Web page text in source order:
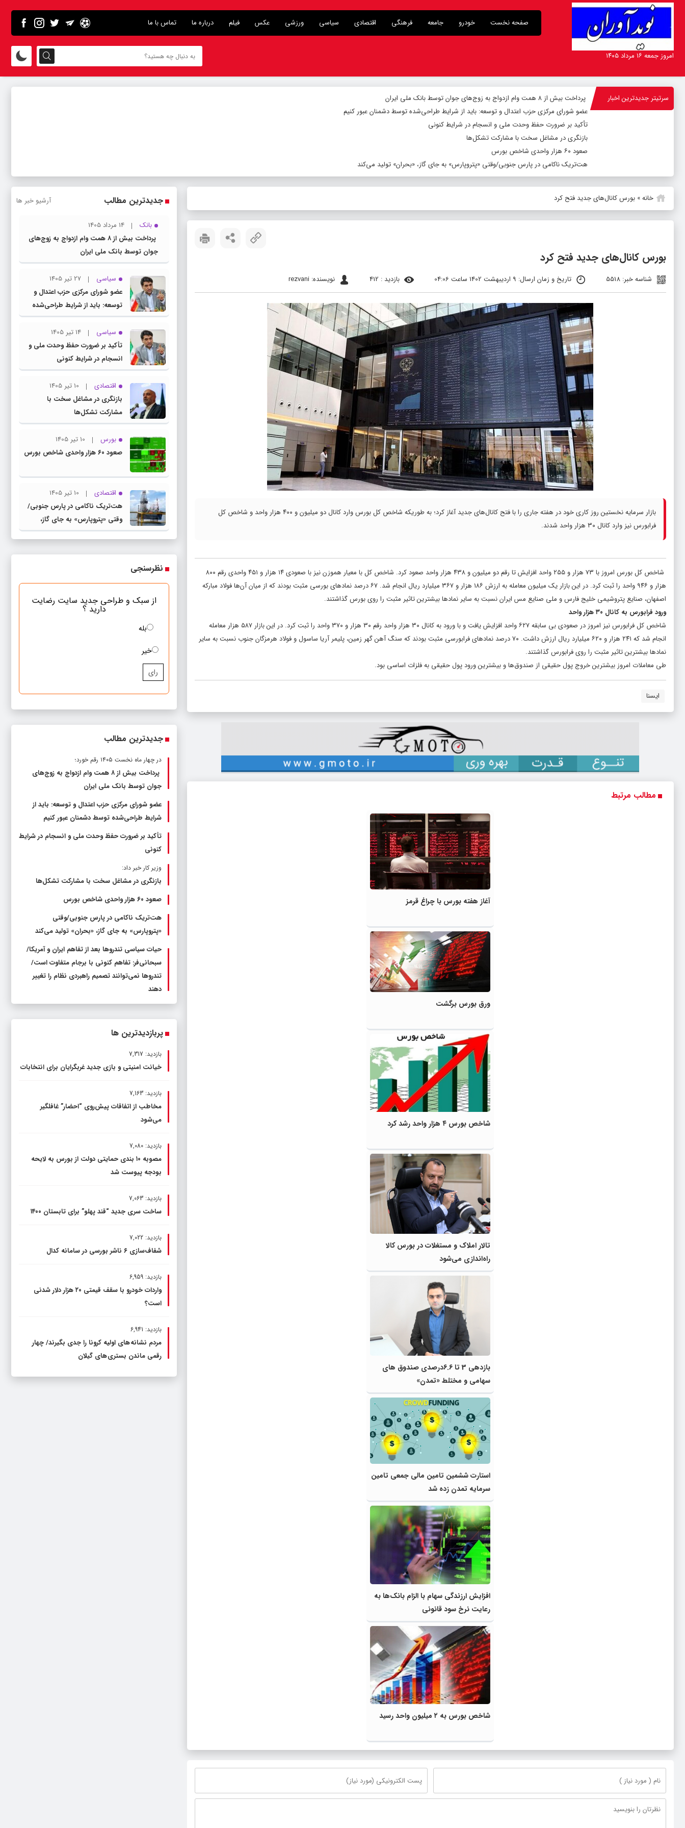
صفحه نخست خودرو جامعه فرهنگی اقتصادی سیاسی ورزشی عکس فیلم درباره ما تماس با ما
امروز جمعه ۱۶ مرداد ۱۴۰۵
سرتیتر جدیدترین اخبار
پرداخت بیش از ۸ همت وام ازدواج به زوج‌های جوان توسط بانک ملی ایران
عضو شورای مرکزی حزب اعتدال و توسعه: باید از شرایط طراحی‌شده توسط دشمنان عبور کنیم
تأکید بر ضرورت حفظ وحدت ملی و انسجام در شرایط کنونی
بازنگری در مشاغل سخت با مشارکت تشکل‌ها
صعود ۶۰ هزار واحدی شاخص بورس
هت‌تریک ناکامی در پارس جنوبی/وقتی «پتروپارس» به جای گاز، «بحران» تولید می‌کند
خانه» بورس کانال‌های جدید فتح کرد
بورس کانال‌های جدید فتح کرد
شناسه خبر: 5518 تاریخ و زمان ارسال: 9 اردیبهشت 1402 ساعت 04:06 بازدید : 412 نویسنده: rezvani
بازار سرمایه نخستین روز کاری خود در هفته جاری را با فتح کانال‌های جدید آغاز کرد؛ به طوریکه شاخص کل بورس وارد کانال دو میلیون و ۴۰۰ هزار واحد و شاخص کل
فرابورس نیز وارد کانال ۳۰ هزار واحد شدند.
شاخص کل بورس امروز با ۷۳ هزار و ۲۵۵ واحد افزایش تا رقم دو میلیون و ۴۳۸ هزار واحد صعود کرد. شاخص کل با معیار هموزن نیز با صعودی ۱۴ هزار و ۴۵۱ واحدی رقم ۸۰۰
هزار و ۹۴۶ واحد را ثبت کرد. در این بازار یک میلیون معامله به ارزش ۱۸۶ هزار و ۳۶۷ میلیارد ریال انجام شد. ۶۷ درصد نمادهای بورسی مثبت بودند که از میان آن‌ها فولاد مبارکه
اصفهان، صنایع پتروشیمی خلیج فارس و ملی صنایع مس ایران نسبت به سایر نمادها بیشترین تاثیر مثبت را روی بورس گذاشتند.
ورود فرابورس به کانال ۳۰ هزار واحد
شاخص کل فرابورس نیز امروز در صعودی بی سابقه ۶۲۷ واحد افزایش یافت و با ورود به کانال ۳۰ هزار واحد رقم ۳۰ هزار و ۳۷۰ واحد را ثبت کرد. در این بازار ۵۸۷ هزار معامله
انجام شد که ۲۴۱ هزار و ۶۲۰ میلیارد ریال ارزش داشت. ۷۰ درصد نمادهای فرابورسی مثبت بودند که سنگ آهن گهر زمین، پلیمر آریا ساسول و فولاد هرمزگان جنوب نسبت به سایر
نمادها بیشترین تاثیر مثبت را روی فرابورس گذاشتند.
طی معاملات امروز بیشترین خروج پول حقیقی از صندوق‌ها و بیشترین ورود پول حقیقی به فلزات اساسی بود.
ایسنا
مطالب مرتبط
آغاز هفته بورس با چراغ قرمز
ورق بورس برگشت
شاخص بورس ۴ هزار واحد رشد کرد
تالار املاک و مستغلات در بورس کالا
راه‌اندازی می‌شود
بازدهی 3 تا 6.6درصدی صندوق های
سهامی و مختلط «تمدن»
استارت ششمین تامین مالی جمعی تامین
سرمایه تمدن زده شد
افزایش ارزندگی سهام با الزام بانک‌ها به
رعایت نرخ سود قانونی
شاخص بورس به ۲ میلیون واحد رسید
جدیدترین مطالب آرشیو خبر ها
بانک
14 مرداد 1405
پرداخت بیش از ۸ همت وام ازدواج به زوج‌های
جوان توسط بانک ملی ایران
سیاسی
27 تیر 1405
عضو شورای مرکزی حزب اعتدال و
توسعه: باید از شرایط طراحی‌شده
توسط دشمنان عبور کنیم
سیاسی
14 تیر 1405
تأکید بر ضرورت حفظ وحدت ملی و
انسجام در شرایط کنونی
اقتصادی
10 تیر 1405
بازنگری در مشاغل سخت با
مشارکت تشکل‌ها
بورس
10 تیر 1405
صعود ۶۰ هزار واحدی شاخص بورس
اقتصادی
10 تیر 1405
هت‌تریک ناکامی در پارس جنوبی/
وقتی «پتروپارس» به جای گاز،
«بحران» تولید می‌کند
نظرسنجی
از سبک و طراحی جدید سایت رضایت
دارید ؟
بله
خیر
رای
جدیدترین مطالب
در چهار ماه نخست ۱۴۰۵ رقم خورد؛
پرداخت بیش از ۸ همت وام ازدواج به زوج‌های
جوان توسط بانک ملی ایران
عضو شورای مرکزی حزب اعتدال و توسعه: باید از
شرایط طراحی‌شده توسط دشمنان عبور کنیم
تأکید بر ضرورت حفظ وحدت ملی و انسجام در شرایط
کنونی
وزیر کار خبر داد:
بازنگری در مشاغل سخت با مشارکت تشکل‌ها
صعود ۶۰ هزار واحدی شاخص بورس
هت‌تریک ناکامی در پارس جنوبی/وقتی
«پتروپارس» به جای گاز، «بحران» تولید می‌کند
حیات سیاسی تندروها بعد از تفاهم ایران و آمریکا/
سبحانی‌فر: تفاهم کنونی با برجام متفاوت است/
تندروها نمی‌توانند تصمیم راهبردی نظام را تغییر
دهند
پربازدیدترین ها
بازدید: 7,317
خیانت امنیتی و بازی جدید غربگرایان برای انتخابات
بازدید: 7,163
مخاطب از اتفاقات پیش‌روی “احضار” غافلگیر
می‌شود
بازدید: 7,080
مصوبه ۱۰ بندی حمایتی دولت از بورس به لایحه
بودجه پیوست شد
بازدید: 7,063
ساخت سری جدید “قند پهلو” برای تابستان ۱۴۰۰
بازدید: 7,022
شفاف‌سازی ۶ ناشر بورسی در سامانه کدال
بازدید: 6,959
واردات خودرو با سقف قیمتی ۲۰ هزار دلار شدنی
است؟
بازدید: 6,941
مردم نشانه های اولیه کرونا را جدی بگیرند/ چهار
رقمی ماندن بستری های گیلان